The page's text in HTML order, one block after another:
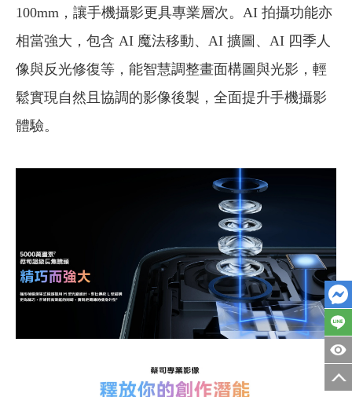
100mm，讓手機攝影更具專業層次。AI 拍攝功能亦
相當強大，包含 AI 魔法移動、AI 擴圖、AI 四季人
像與反光修復等，能智慧調整畫面構圖與光影，輕
鬆實現自然且協調的影像後製，全面提升手機攝影
體驗。